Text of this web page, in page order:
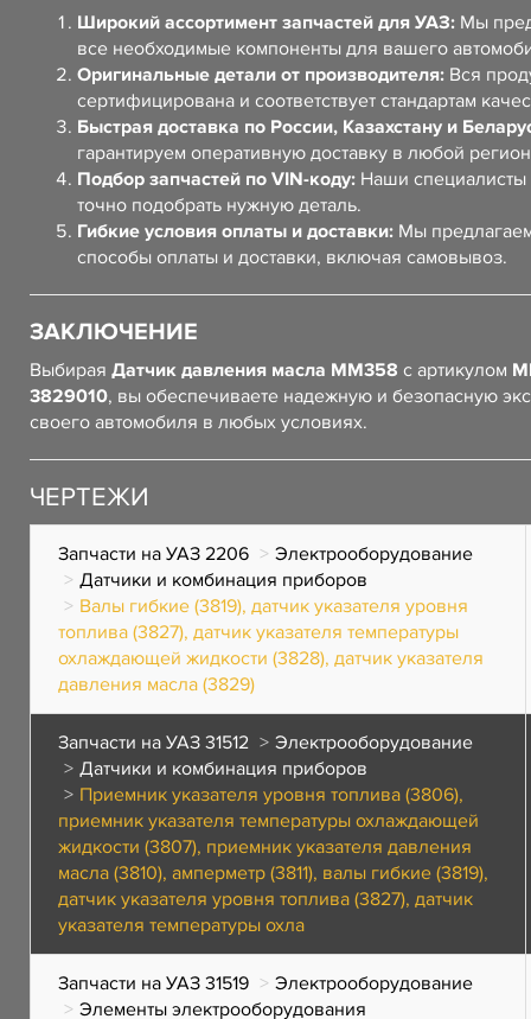
Широкий ассортимент запчастей для УАЗ: Мы
все необходимые компоненты для вашего
Оригинальные детали от производителя: Вся
сертифицирована и соответствует стандартам
Быстрая доставка по России, Казахстану и
гарантируем оперативную доставку в любой
Подбор запчастей по VIN-коду: Наши специалисты
точно подобрать нужную деталь.
Гибкие условия оплаты и доставки: Мы
способы оплаты и доставки, включая самовывоз.
ЗАКЛЮЧЕНИЕ
Выбирая Датчик давления масла ММ358 с артикулом
3829010, вы обеспечиваете надежную и безопасную
своего автомобиля в любых условиях.
ЧЕРТЕЖИ
Запчасти на УАЗ 2206
Электрооборудование
Датчики и комбинация приборов
Валы гибкие (3819), датчик указателя уровня
топлива (3827), датчик указателя температуры
охлаждающей жидкости (3828), датчик указателя
давления масла (3829)
Запчасти на УАЗ 31512
Электрооборудование
Датчики и комбинация приборов
Приемник указателя уровня топлива (3806),
приемник указателя температуры охлаждающей
жидкости (3807), приемник указателя давления
масла (3810), амперметр (3811), валы гибкие (3819),
датчик указателя уровня топлива (3827), датчик
указателя температуры охла
Запчасти на УАЗ 31519
Электрооборудование
Элементы электрооборудования